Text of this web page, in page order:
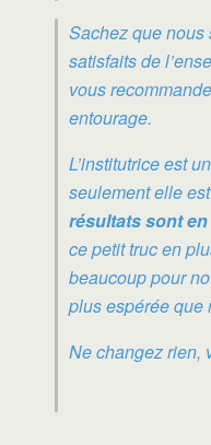
Sachez que nous
satisfaits de
vous
entourage.
L’institutrice est
seulement elle
résultats sont
ce petit truc en
beaucoup pour
plus espérée que
Ne changez rien,